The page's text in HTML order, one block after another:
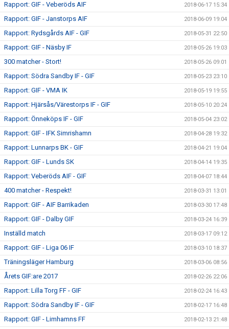
Rapport: GIF - Veberöds AIF 2018-06-17 15:34
Rapport: GIF - Janstorps AIF 2018-06-09 19:04
Rapport: Rydsgårds AIF - GIF 2018-05-31 22:50
Rapport: GIF - Näsby IF 2018-05-26 19:03
300 matcher - Stort! 2018-05-26 09:01
Rapport: Södra Sandby IF - GIF 2018-05-23 23:10
Rapport: GIF - VMA IK 2018-05-19 19:55
Rapport: Hjärsås/Värestorps IF - GIF 2018-05-10 20:24
Rapport: Önneköps IF - GIF 2018-05-04 23:02
Rapport: GIF - IFK Simrishamn 2018-04-28 19:32
Rapport: Lunnarps BK - GIF 2018-04-21 19:04
Rapport: GIF - Lunds SK 2018-04-14 19:35
Rapport: Veberöds AIF - GIF 2018-04-07 18:44
400 matcher - Respekt! 2018-03-31 13:01
Rapport: GIF - AIF Barrikaden 2018-03-30 17:48
Rapport: GIF - Dalby GIF 2018-03-24 16:39
Inställd match 2018-03-17 09:12
Rapport: GIF - Liga 06 IF 2018-03-10 18:37
Träningsläger Hamburg 2018-03-06 08:56
Årets GIF:are 2017 2018-02-26 22:06
Rapport: Lilla Torg FF - GIF 2018-02-24 16:43
Rapport: Södra Sandby IF - GIF 2018-02-17 16:48
Rapport: GIF - Limhamns FF 2018-02-13 21:48